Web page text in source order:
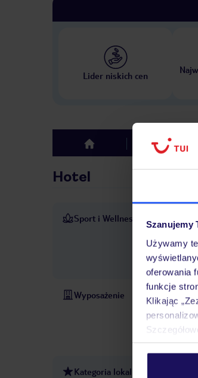
Szanujemy
Używamy
oferowania
funkcje
Klikając
Lider niskich cen
top Hotel
Hotel
Sport i Wellness
Aby
bilard i
saun: 1
Wyposażenie
bezpłatnie
Card /
Kategoria lokalna